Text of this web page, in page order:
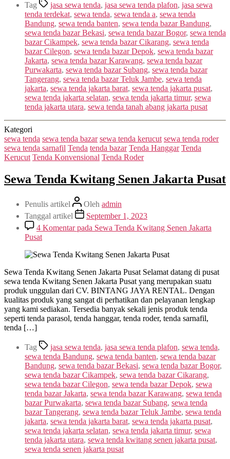
Tag jasa sewa tenda, jasa sewa tenda plafon, jasa sewa
tenda terdekat, sewa tenda, sewa tenda a, sewa tenda
Bandung, sewa tenda banten, sewa tenda bazar Bandung,
sewa tenda bazar Bekasi, sewa tenda bazar Bogor, sewa tenda
bazar Cikampek, sewa tenda bazar Cikarang, sewa tenda
bazar Cilegon, sewa tenda bazar Depok, sewa tenda bazar
Jakarta, sewa tenda bazar Karawang, sewa tenda bazar
Purwakarta, sewa tenda bazar Subang, sewa tenda bazar
Tangerang, sewa tenda bazar Teluk Jambe, sewa tenda
jakarta, sewa tenda jakarta barat, sewa tenda jakarta pusat,
sewa tenda jakarta selatan, sewa tenda jakarta timur, sewa
tenda jakarta utara, sewa tenda tanah abang jakarta pusat
Kategori
sewa tenda sewa tenda bazar sewa tenda kerucut sewa tenda roder
sewa tenda sarnafil Tenda tenda bazar Tenda Hanggar Tenda
Kerucut Tenda Konvensional Tenda Roder
Sewa Tenda Kwitang Senen Jakarta Pusat
Penulis artikel Oleh admin
Tanggal artikel
September 1, 2023
4 Komentarpada Sewa Tenda Kwitang Senen Jakarta
Pusat
Sewa Tenda Kwitang Senen Jakarta Pusat Selamat datang di pusat
sewa tenda Kwitang Senen Jakarta Pusat yang merupakan suatu
produk unggulan dari CV. BINTANG JAYA RENTAL. Dengan
kualitas produk yang sangat di perhatikan dan pelayanan lengkap
yang kami sediakan. Tersedia banyak sekali jenis produk tenda
seperti tenda parasol, tenda hanggar, tenda roder, tenda sarnafil,
tenda […]
Tag jasa sewa tenda, jasa sewa tenda plafon, sewa tenda,
sewa tenda Bandung, sewa tenda banten, sewa tenda bazar
Bandung, sewa tenda bazar Bekasi, sewa tenda bazar Bogor,
sewa tenda bazar Cikampek, sewa tenda bazar Cikarang,
sewa tenda bazar Cilegon, sewa tenda bazar Depok, sewa
tenda bazar Jakarta, sewa tenda bazar Karawang, sewa tenda
bazar Purwakarta, sewa tenda bazar Subang, sewa tenda
bazar Tangerang, sewa tenda bazar Teluk Jambe, sewa tenda
jakarta, sewa tenda jakarta barat, sewa tenda jakarta pusat,
sewa tenda jakarta selatan, sewa tenda jakarta timur, sewa
tenda jakarta utara, sewa tenda kwitang senen jakarta pusat,
sewa tenda senen jakarta pusat